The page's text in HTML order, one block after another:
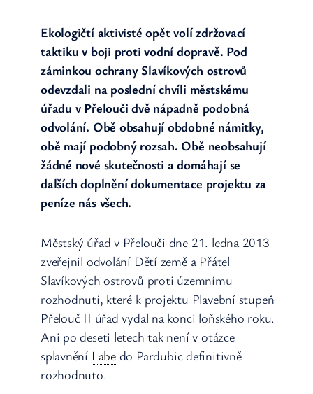
Ekologičtí aktivisté opět volí zdržovací
taktiku v boji proti vodní dopravě. Pod
záminkou ochrany Slavíkových ostrovů
odevzdali na poslední chvíli městskému
úřadu v Přelouči dvě nápadně podobná
odvolání. Obě obsahují obdobné námitky,
obě mají podobný rozsah. Obě neobsahují
žádné nové skutečnosti a domáhají se
dalších doplnění dokumentace projektu za
peníze nás všech.
Městský úřad v Přelouči dne 21. ledna 2013
zveřejnil odvolání Dětí země a Přátel
Slavíkových ostrovů proti územnímu
rozhodnutí, které k projektu Plavební stupeň
Přelouč II úřad vydal na konci loňského roku.
Ani po deseti letech tak není v otázce
splavnění Labedo Pardubic definitivně
rozhodnuto.